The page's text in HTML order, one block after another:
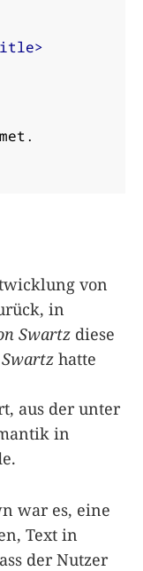
von
in
Swartz diese
hatte
aus der unter
in
war es, eine
Text in
der Nutzer